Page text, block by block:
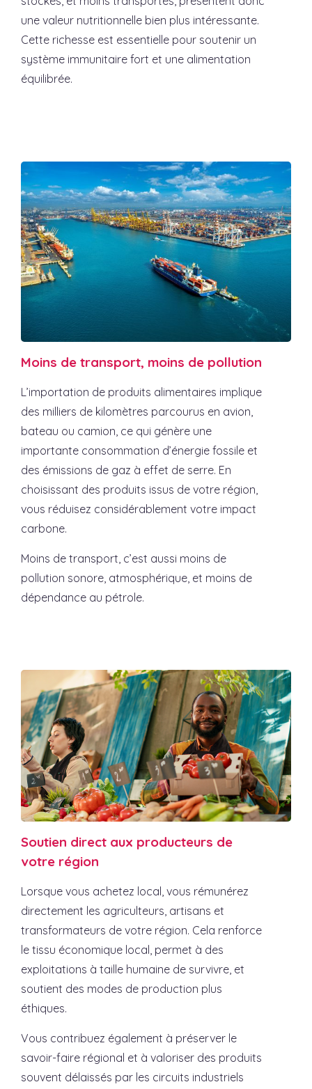
une valeur nutritionnelle bien plus intéressante.
Cette richesse est essentielle pour soutenir un
système immunitaire fort et une alimentation
équilibrée.
Moins de transport, moins de pollution
L’importation de produits alimentaires implique
des milliers de kilomètres parcourus en avion,
bateau ou camion, ce qui génère une
importante consommation d’énergie fossile et
des émissions de gaz à effet de serre. En
choisissant des produits issus de votre région,
vous réduisez considérablement votre impact
carbone.
Moins de transport, c’est aussi moins de
pollution sonore, atmosphérique, et moins de
dépendance au pétrole.
Soutien direct aux producteurs de
votre région
Lorsque vous achetez local, vous rémunérez
directement les agriculteurs, artisans et
transformateurs de votre région. Cela renforce
le tissu économique local, permet à des
exploitations à taille humaine de survivre, et
soutient des modes de production plus
éthiques.
Vous contribuez également à préserver le
savoir-faire régional et à valoriser des produits
souvent délaissés par les circuits industriels